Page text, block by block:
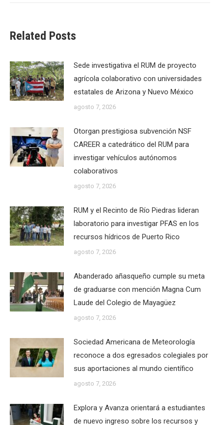
Related Posts
Sede investigativa el RUM de proyecto
agrícola colaborativo con universidades
estatales de Arizona y Nuevo México
agosto 7, 2026
Otorgan prestigiosa subvención NSF
CAREER a catedrático del RUM para
investigar vehículos autónomos
colaborativos
agosto 7, 2026
RUM y el Recinto de Río Piedras lideran
laboratorio para investigar PFAS en los
recursos hídricos de Puerto Rico
agosto 7, 2026
Abanderado añasqueño cumple su meta
de graduarse con mención Magna Cum
Laude del Colegio de Mayagüez
agosto 7, 2026
Sociedad Americana de Meteorología
reconoce a dos egresados colegiales por
sus aportaciones al mundo científico
agosto 7, 2026
Explora y Avanza orientará a estudiantes
de nuevo ingreso sobre los recursos y